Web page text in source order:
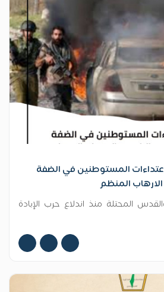
المستوطنين في الضفة
الارهاب المنظم
المحتلة منذ اندلاع حرب الإبادة